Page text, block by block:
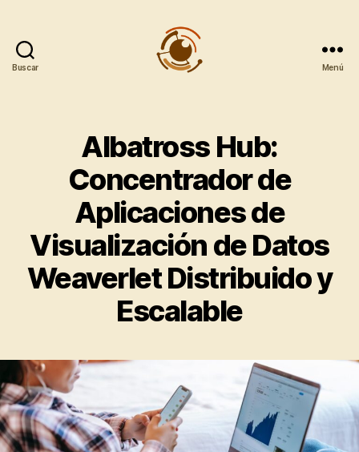
Buscar Menú
Albatross Hub:
Concentrador de
Aplicaciones de
Visualización de Datos
Weaverlet Distribuido y
Escalable